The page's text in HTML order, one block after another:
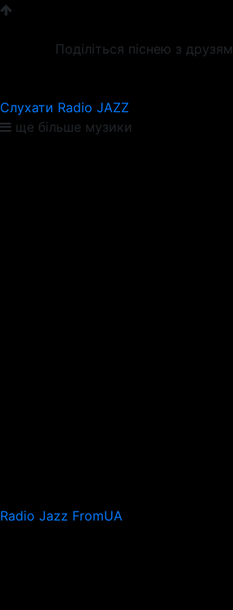
Поділіться піснею з
Слухати Radio JAZZ
ще більше музики
Radio Jazz FromUA